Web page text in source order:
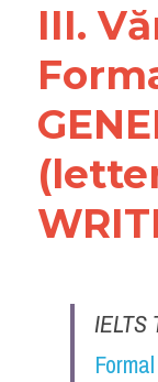
III.
IELTS